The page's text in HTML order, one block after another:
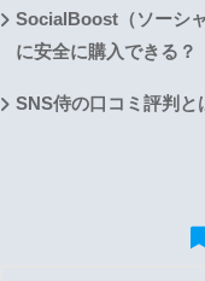
SocialBoost（ソーシ
に安全に購入できる？
SNS侍の口コミ評判と